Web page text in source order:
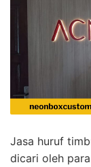
Jasa huruf
dicari oleh